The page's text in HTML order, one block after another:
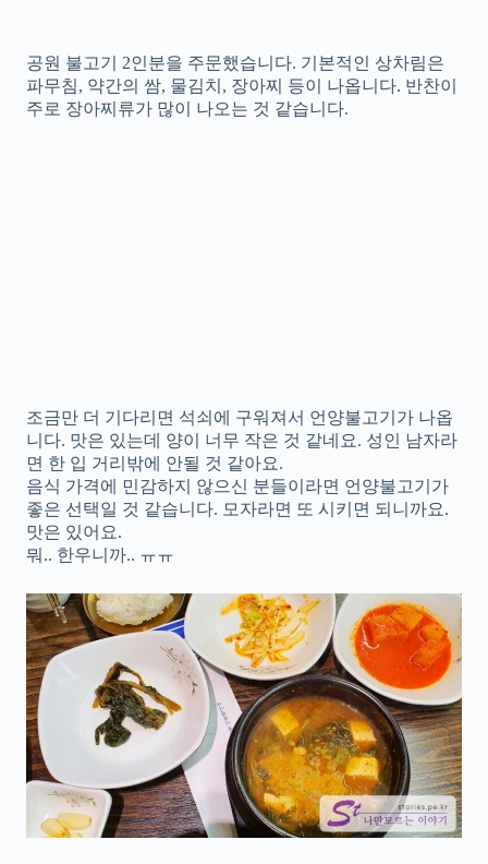
공원 불고기 2인분을 주문했습니다. 기본적인 상차림은
파무침, 약간의 쌈, 물김치, 장아찌 등이 나옵니다. 반찬이
주로 장아찌류가 많이 나오는 것 같습니다.
조금만 더 기다리면 석쇠에 구워져서 언양불고기가 나옵
니다. 맛은 있는데 양이 너무 작은 것 같네요. 성인 남자라
면 한 입 거리밖에 안될 것 같아요.
음식 가격에 민감하지 않으신 분들이라면 언양불고기가
좋은 선택일 것 같습니다. 모자라면 또 시키면 되니까요.
맛은 있어요.
뭐.. 한우니까.. ㅠㅠ